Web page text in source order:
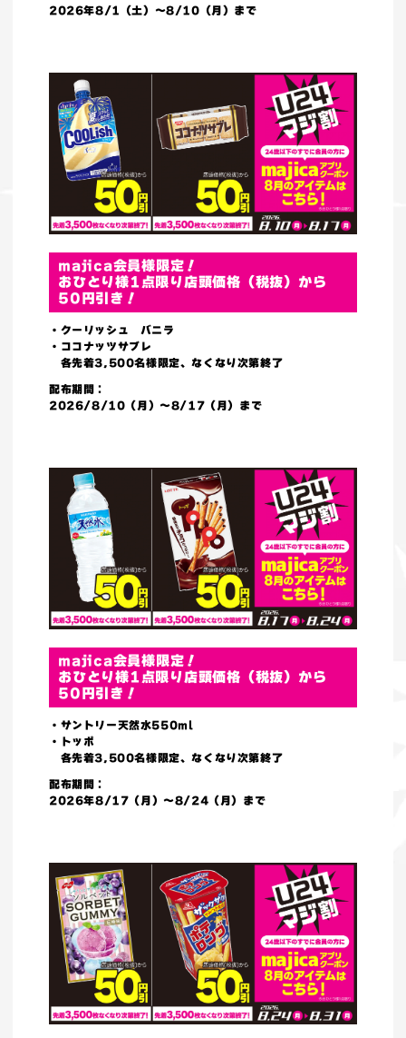
2026年8/1（土）～8/10（月）まで
majica会員様限定！
おひとり様1点限り店頭価格（税抜）から
50円引き！
・クーリッシュ バニラ
・ココナッツサブレ
各先着3,500名様限定、なくなり次第終了
配布期間：
2026/8/10（月）～8/17（月）まで
majica会員様限定！
おひとり様1点限り店頭価格（税抜）から
50円引き！
・サントリー天然水550ml
・トッポ
各先着3,500名様限定、なくなり次第終了
配布期間：
2026年8/17（月）～8/24（月）まで